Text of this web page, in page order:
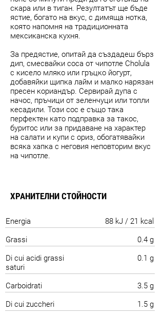
скара или в тиган. Резултатът ще бъде
ястие, богато на вкус, с димяща нотка,
която напомня на традиционната
мексиканска кухня.
За предястие, опитай да създадеш бърз
дип, смесвайки соса от чипотле Cholula
с кисело мляко или гръцко йогурт,
добавяйки щипка лайм и малко нарязан
пресен кориандър. Сервирай дупа с
начос, пръчици от зеленчуци или топли
кесадили. Този сос е също така
перфектен като подправка за такос,
буритос или за придаване на характер
на салати и купи с ориз, обогатявайки
всяка хапка с неговия неповторим вкус
на чипотле.
ХРАНИТЕЛНИ СТОЙНОСТИ
Energia
88 kJ / 21 kcal
Grassi
0.4 g
Di cui acidi grassi
saturi
0.1 g
Carboidrati
3.5 g
Di cui zuccheri
1.5 g